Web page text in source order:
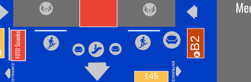
B2
145